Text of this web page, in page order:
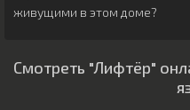
живущими в этом доме?
Смотреть "Лифтёр"